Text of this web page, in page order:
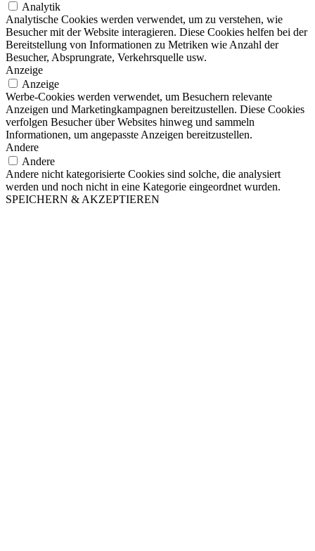
Analytik
Analytische Cookies werden verwendet, um zu verstehen, wie
Besucher mit der Website interagieren. Diese Cookies helfen bei der
Bereitstellung von Informationen zu Metriken wie Anzahl der
Besucher, Absprungrate, Verkehrsquelle usw.
Anzeige
Anzeige
Werbe-Cookies werden verwendet, um Besuchern relevante
Anzeigen und Marketingkampagnen bereitzustellen. Diese Cookies
verfolgen Besucher über Websites hinweg und sammeln
Informationen, um angepasste Anzeigen bereitzustellen.
Andere
Andere
Andere nicht kategorisierte Cookies sind solche, die analysiert
werden und noch nicht in eine Kategorie eingeordnet wurden.
SPEICHERN & AKZEPTIEREN